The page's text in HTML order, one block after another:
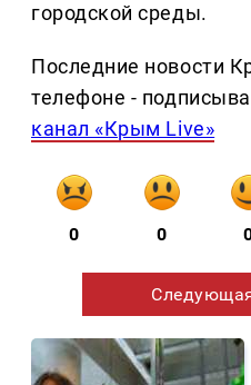
городской среды.
Последние новости
телефоне -
канал «Крым Live»
0 0